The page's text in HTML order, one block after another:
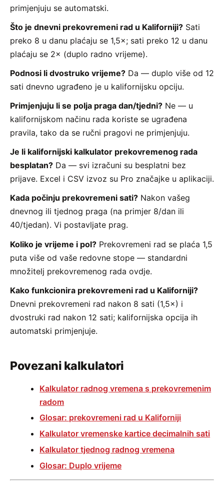
primjenjuju se automatski.
Što je dnevni prekovremeni rad u Kaliforniji? Sati
preko 8 u danu plaćaju se 1,5×; sati preko 12 u danu
plaćaju se 2× (duplo radno vrijeme).
Podnosi li dvostruko vrijeme? Da — duplo više od 12
sati dnevno ugrađeno je u kalifornijsku opciju.
Primjenjuju li se polja praga dan/tjedni? Ne — u
kalifornijskom načinu rada koriste se ugrađena
pravila, tako da se ručni pragovi ne primjenjuju.
Je li kalifornijski kalkulator prekovremenog rada
besplatan? Da — svi izračuni su besplatni bez
prijave. Excel i CSV izvoz su Pro značajke u aplikaciji.
Kada počinju prekovremeni sati? Nakon vašeg
dnevnog ili tjednog praga (na primjer 8/dan ili
40/tjedan). Vi postavljate prag.
Koliko je vrijeme i pol? Prekovremeni rad se plaća 1,5
puta više od vaše redovne stope — standardni
množitelj prekovremenog rada ovdje.
Kako funkcionira prekovremeni rad u Kaliforniji?
Dnevni prekovremeni rad nakon 8 sati (1,5×) i
dvostruki rad nakon 12 sati; kalifornijska opcija ih
automatski primjenjuje.
Povezani kalkulatori
Kalkulator radnog vremena s prekovremenim
radom
Glosar: prekovremeni rad u Kaliforniji
Kalkulator vremenske kartice decimalnih sati
Kalkulator tjednog radnog vremena
Glosar: Duplo vrijeme